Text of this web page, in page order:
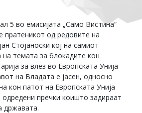
5 во емисијата „Само Вистина“
пратеникот од редовите на
Стојаноски кој на самиот
на темата за блокадите кон
за влез во Европската Унија
на Владата е јасен, односно
кон патот на Европската Унија
пречки коишто задираат
државата.